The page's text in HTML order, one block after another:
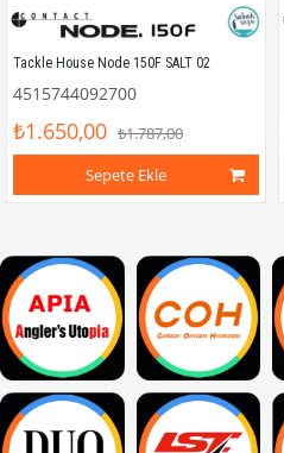
Tackle House Node 150F SALT 02
4515744092700
₺1.650,00 ₺1.787,00
Sepete Ekle